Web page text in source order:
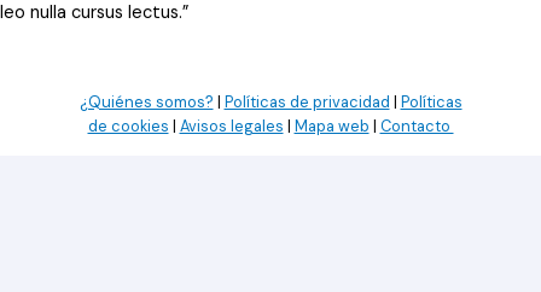
leo nulla cursus lectus.”
¿Quiénes somos? | Políticas de privacidad | Políticas
de cookies | Avisos legales | Mapa web | Contacto